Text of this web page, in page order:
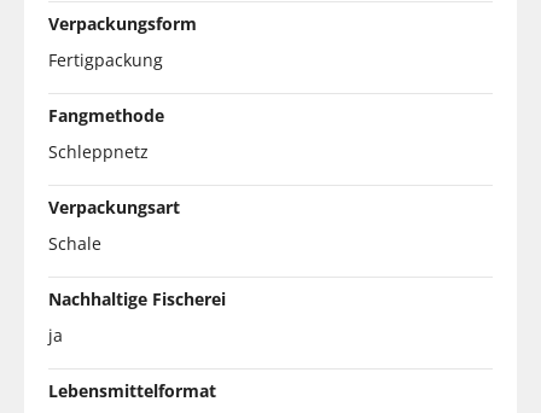
Verpackungsform
Fertigpackung
Fangmethode
Schleppnetz
Verpackungsart
Schale
Nachhaltige Fischerei
ja
Lebensmittelformat